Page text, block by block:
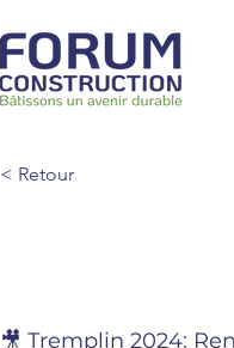
< Retour
🎥 Tremplin 2024: